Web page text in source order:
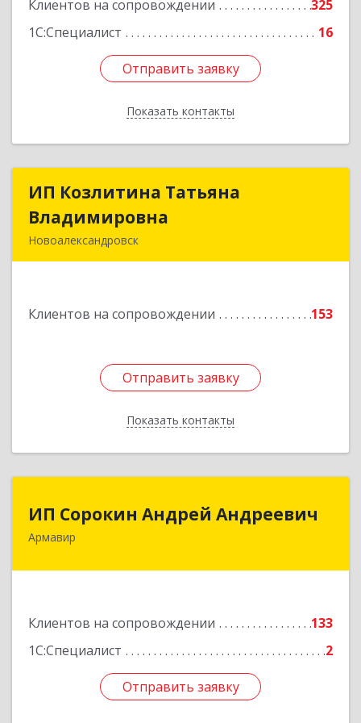
Клиентов на сопровождении
325
1С:Специалист
16
Отправить заявку
Показать контакты
Отправить заявку
Назад
ИП Козлитина Татьяна
Владимировна
Новоалександровск
Клиентов на сопровождении 153
Отправить заявку
Показать контакты
ИП Козлитина Татьяна
Подробнее
Отправить заявку
Назад
ИП Сорокин Андрей Андреевич
Армавир
Клиентов на сопровождении
133
1С:Специалист
2
Отправить заявку
ИП Сорокин Андрей Андреевич
Отправить заявку